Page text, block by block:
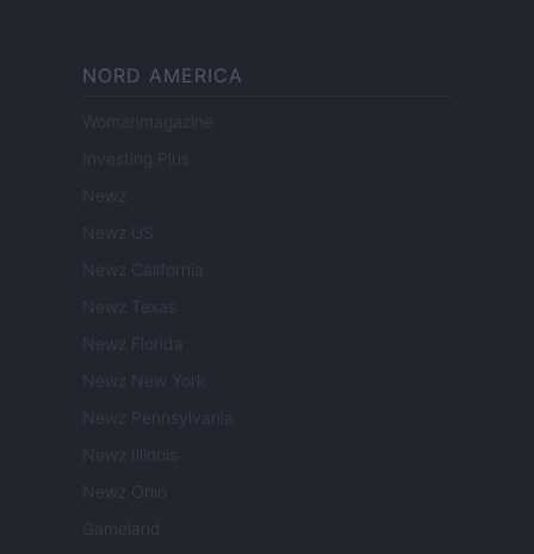
NORD AMERICA
Womanmagazine
Investing Plus
Newz
Newz US
Newz California
Newz Texas
Newz Florida
Newz New York
Newz Pennsylvania
Newz Illinois
Newz Ohio
Gameland